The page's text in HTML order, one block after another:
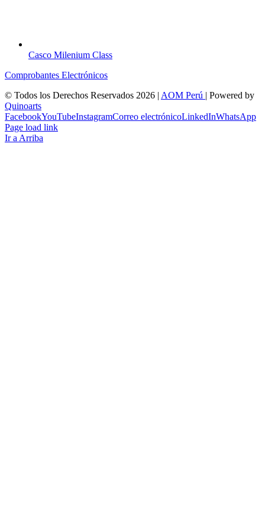
Casco Milenium Class
Comprobantes Electrónicos
© Todos los Derechos Reservados 2026 | AOM Perú | Powered by
Quinoarts
FacebookYouTubeInstagramCorreo electrónicoLinkedInWhatsApp
Page load link
Ir a Arriba